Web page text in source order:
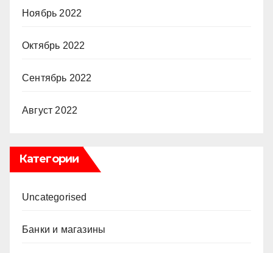
Ноябрь 2022
Октябрь 2022
Сентябрь 2022
Август 2022
Категории
Uncategorised
Банки и магазины